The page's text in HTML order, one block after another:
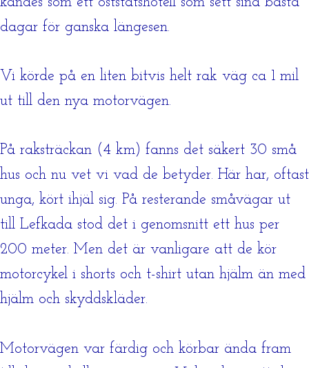
dagar för ganska längesen.
Vi körde på en liten bitvis helt rak väg ca 1 mil
ut till den nya motorvägen.
På raksträckan (4 km) fanns det säkert 30 små
hus och nu vet vi vad de betyder. Här har, oftast
unga, kört ihjäl sig. På resterande småvägar ut
till Lefkada stod det i genomsnitt ett hus per
200 meter. Men det är vanligare att de kör
motorcykel i shorts och t-shirt utan hjälm än med
hjälm och skyddskläder.
Motorvägen var färdig och körbar ända fram